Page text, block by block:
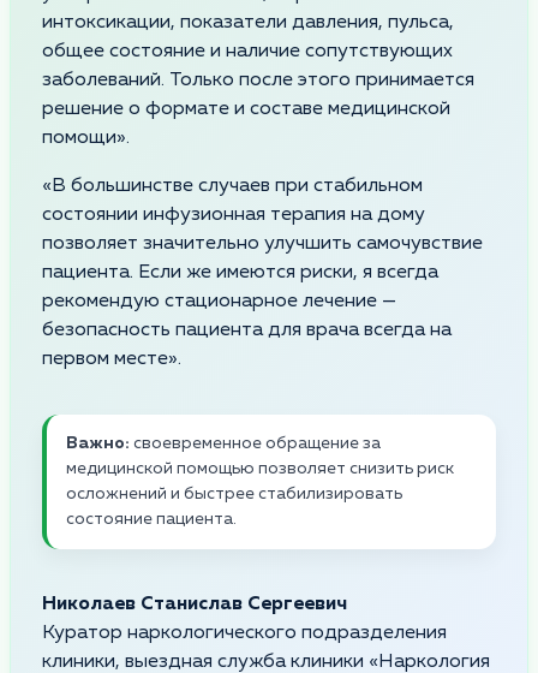
интоксикации, показатели давления, пульса,
общее состояние и наличие сопутствующих
заболеваний. Только после этого принимается
решение о формате и составе медицинской
помощи».
«В большинстве случаев при стабильном
состоянии инфузионная терапия на дому
позволяет значительно улучшить самочувствие
пациента. Если же имеются риски, я всегда
рекомендую стационарное лечение —
безопасность пациента для врача всегда на
первом месте».
Важно: своевременное обращение за
медицинской помощью позволяет снизить риск
осложнений и быстрее стабилизировать
состояние пациента.
Николаев Станислав Сергеевич
Куратор наркологического подразделения
клиники, выездная служба клиники «Наркология